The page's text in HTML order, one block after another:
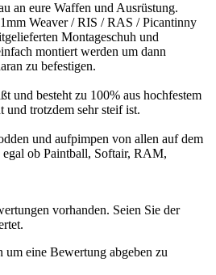
an eure Waffen und Ausrüstung.
Weaver / RIS / RAS / Picantinny
Montageschuh und
montiert werden um dann
zu befestigen.
und besteht zu 100% aus hochfestem
trotzdem sehr steif ist.
und aufpimpen von allen auf dem
ob Paintball, Softair, RAM,
vorhanden. Seien Sie der
um eine Bewertung abgeben zu